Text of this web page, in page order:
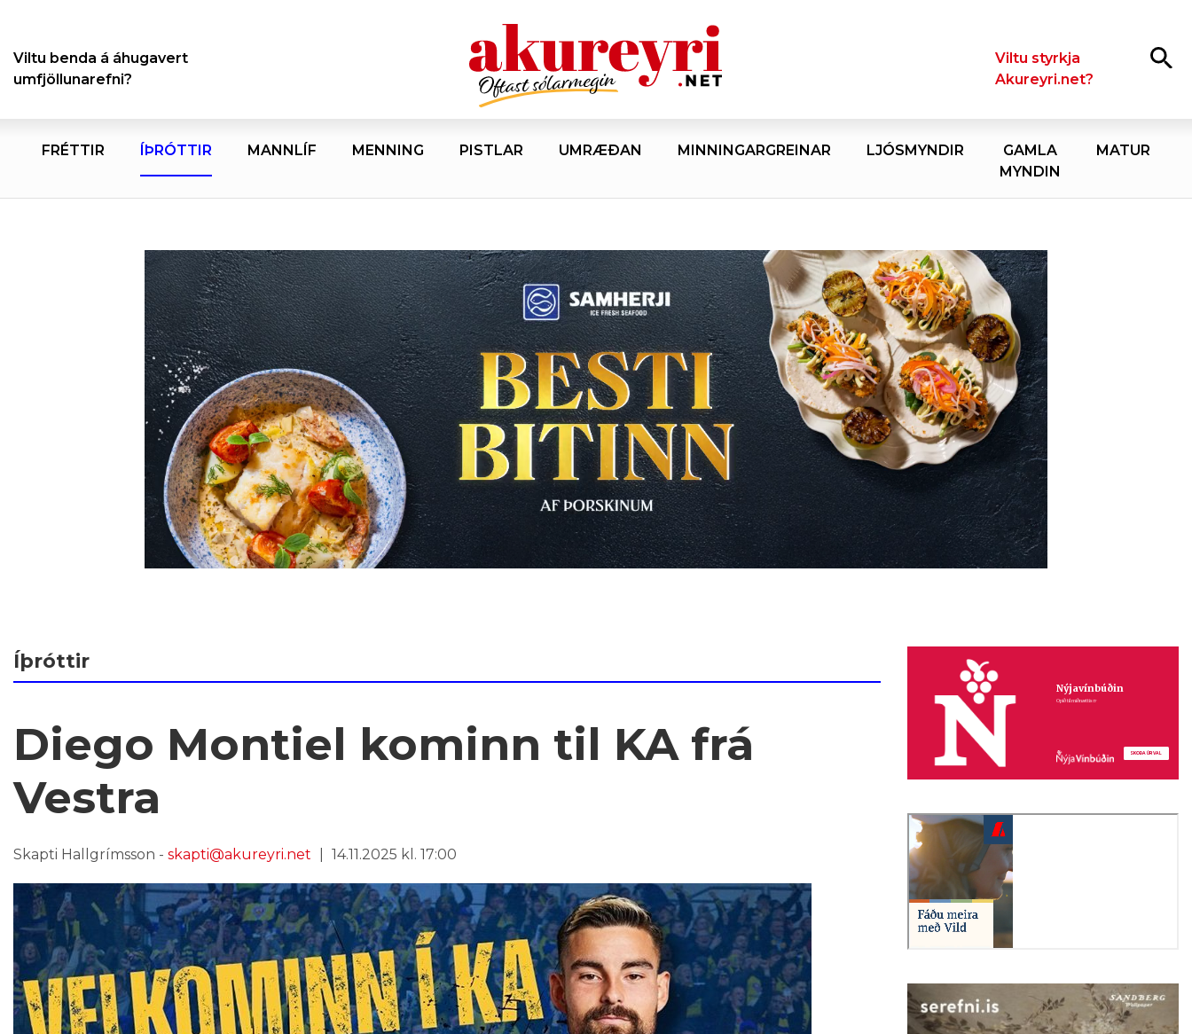
Leita
Viltu benda á áhugavert
umfjöllunarefni?
Viltu styrkja
Akureyri.net?
FRÉTTIR ÍÞRÓTTIR MANNLÍF MENNING PISTLAR UMRÆÐAN MINNINGARGREINAR LJÓSMYNDIR
GAMLA
MYNDIN
MATUR
Íþróttir
Diego Montiel kominn til KA frá
Vestra
Skapti Hallgrímsson - skapti@akureyri.net 14.11.2025 kl. 17:00